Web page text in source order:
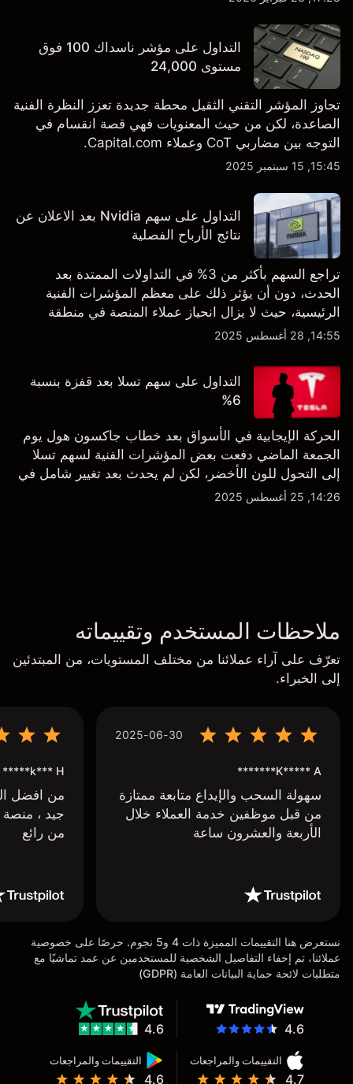
التداول على مؤشر ناسداك 100 فوق
مستوى 24,000
تجاوز المؤشر التقني الثقيل محطة جديدة تعزز النظرة الفنية
الصاعدة، لكن من حيث المعنويات فهي قصة انقسام في
التوجه بين مضاربي CoT وعملاء Capital.com.
15:45, 15 سبتمبر 2025
التداول على سهم Nvidia بعد الاعلان عن
نتائج الأرباح الفصلية
تراجع السهم بأكثر من 3% في التداولات الممتدة بعد
الحدث، دون أن يؤثر ذلك على معظم المؤشرات الفنية
الرئيسية، حيث لا يزال انحياز عملاء المنصة في منطقة
الشراء المفرط.
14:55, 28 أغسطس 2025
التداول على سهم تسلا بعد قفزة بنسبة
6%
الحركة الإيجابية في الأسواق بعد خطاب جاكسون هول يوم
الجمعة الماضي دفعت بعض المؤشرات الفنية لسهم تسلا
إلى التحول للون الأخضر، لكن لم يحدث بعد تغيير شامل في
النظرة الفنية سواء على الإطار اليومي أو الأسبوعي.
14:26, 25 أغسطس 2025
ملاحظات المستخدم وتقييماته
تعرّف على آراء عملائنا من مختلف المستويات، من المبتدئين
إلى الخبراء.
2025-06-30
K***** A*******
سهولة السحب والإيداع متابعة ممتازة
من قبل موظفين خدمة العملاء خلال
الأربعة والعشرون ساعة
k*** H*****
من افضل
جيد ،
من رائع
نستعرض هنا التقييمات المميزة ذات 4 و5 نجوم. حرصًا على خصوصية
عملائنا، تم إخفاء التفاصيل الشخصية للمستخدمين عن عمد تماشيًا مع
متطلبات لائحة حماية البيانات العامة (GDPR)
4.6
التقييمات والمراجعات
4.7
التقييمات والمراجعات
4.6
4.6